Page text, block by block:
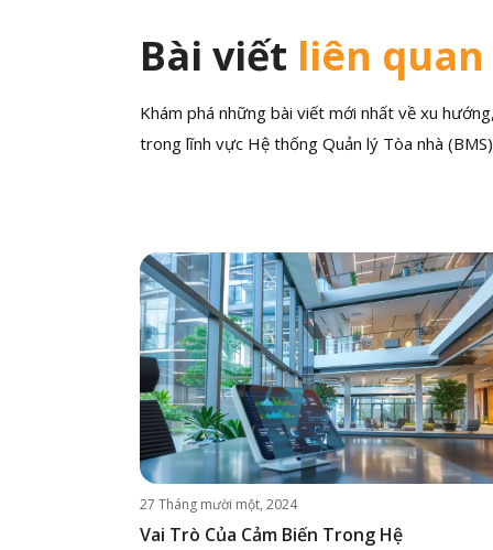
Bài viết liên quan
Khám phá những bài viết mới nhất về xu
trong lĩnh vực Hệ thống Quản lý Tòa nhà
27 Tháng mười một, 2024
Vai Trò Của Cảm Biến Trong Hệ